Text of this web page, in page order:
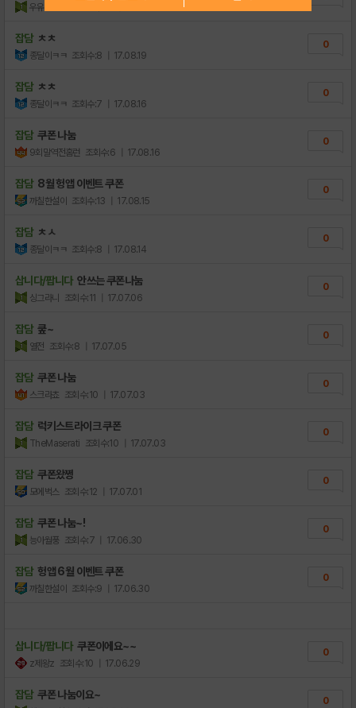
우유휘핑크림
잡담 ㅊㅊ
종달이ㅋㅋ 조회수:8 | 17.08.19
0
잡담 ㅊㅊ
종달이ㅋㅋ 조회수:7 | 17.08.16
0
잡담 쿠폰 나눔
9회말역전홈런 조회수:6 | 17.08.16
0
잡담 8월 헝앱 이벤트 쿠폰
까칠한설이 조회수:13 | 17.08.15
0
잡담 ㅊㅅ
종달이ㅋㅋ 조회수:8 | 17.08.14
0
삽니다/팝니다 안쓰는 쿠폰나눔
싱그라니 조회수:11 | 17.07.06
0
잡담 쿺~
열전 조회수:8 | 17.07.05
0
잡담 쿠폰 나눔
스크라쵸 조회수:10 | 17.07.03
0
잡담 럭키스트라이크 쿠폰
TheMaserati 조회수:10 | 17.07.03
0
잡담 쿠폰왔쩡
모에벅스 조회수:12 | 17.07.01
0
잡담 쿠폰 나눔~!
능아월풍 조회수:7 | 17.06.30
0
잡담 헝앱 6월 이벤트 쿠폰
까칠한설이 조회수:9 | 17.06.30
0
삽니다/팝니다 쿠폰이에요~~
z제왕z 조회수:10 | 17.06.29
0
잡담 쿠폰 나눔이요~ 0